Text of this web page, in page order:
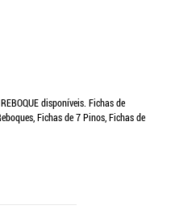
disponíveis. Fichas de
Fichas de 7 Pinos, Fichas de